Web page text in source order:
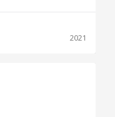
2021